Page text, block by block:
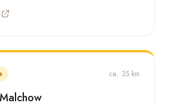
Nachbildungen ihrer
Ein Ausflug, der Groß und Klein
ca. 35 km